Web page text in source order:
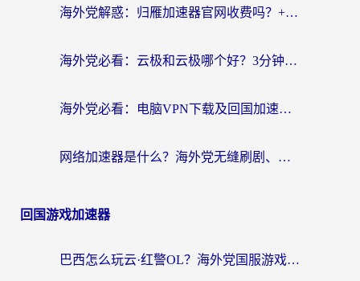
海外党解惑：归雁加速器官网收费吗？+3个回国加速问题的真实答案
海外党必看：云极和云极哪个好？3分钟选对回国加速器，无缝访问国内资源
海外党必看：电脑VPN下载及回国加速器选择指南——无缝访问国内资源不再难
网络加速器是什么？海外党无缝刷剧、看NBA的实用指南
回国游戏加速器
巴西怎么玩云·红警OL？海外党国服游戏加速终极攻略（附非洲逆水寒&天下山海低延迟技巧）